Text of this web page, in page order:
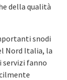
della qualità
snodi
Nord Italia, la
servizi fanno